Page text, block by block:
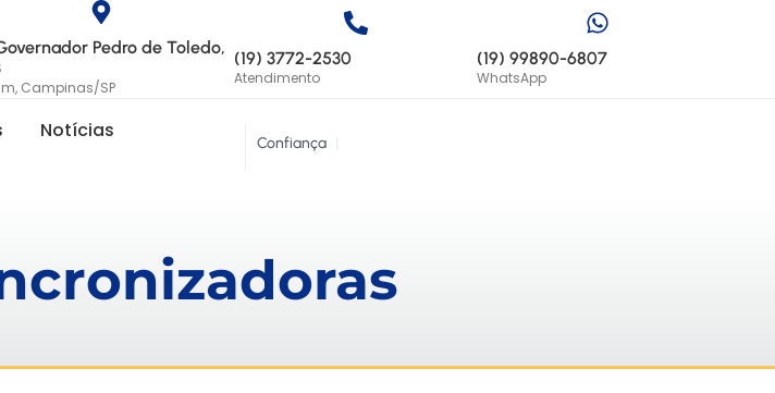
Pedro de Toledo,
Campinas/SP
(19) 3772-2530
Atendimento
(19) 99890-6807
WhatsApp
Notícias
Confiança |